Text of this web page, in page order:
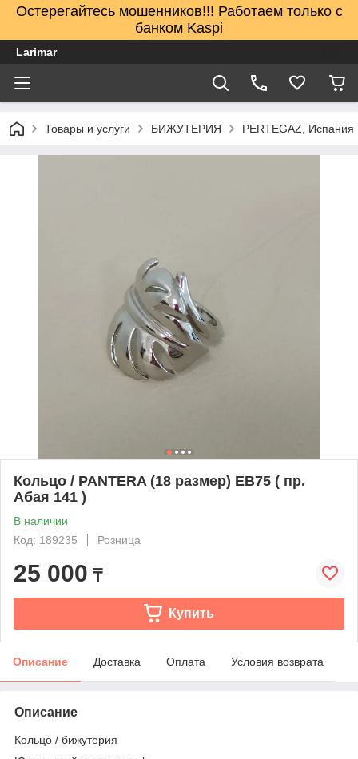
Остерегайтесь мошенников!!! Работаем только с
банком Kaspi
Larimar
Товары и услуги БИЖУТЕРИЯ PERTEGAZ, Испания
Кольцо / PANTERA (18 размер) ЕВ75 ( пр.
Абая 141 )
В наличии
Код: 189235
Розница
25 000 ₸
Купить
Описание Доставка Оплата Условия возврата
Описание
Кольцо / бижутерия